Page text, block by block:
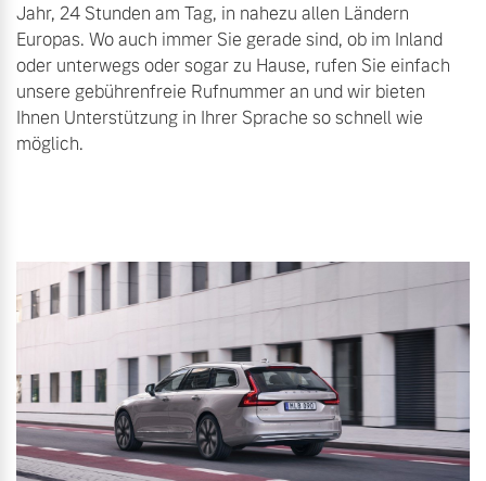
Mehr erfahren
Jahr, 24 Stunden am Tag, in nahezu allen Ländern
Europas. Wo auch immer Sie gerade sind, ob im Inland
oder unterwegs oder sogar zu Hause, rufen Sie einfach
unsere gebührenfreie Rufnummer an und wir bieten
Ihnen Unterstützung in Ihrer Sprache so schnell wie
möglich.